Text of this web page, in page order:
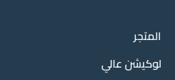
المتجر
لوكيشن عالي